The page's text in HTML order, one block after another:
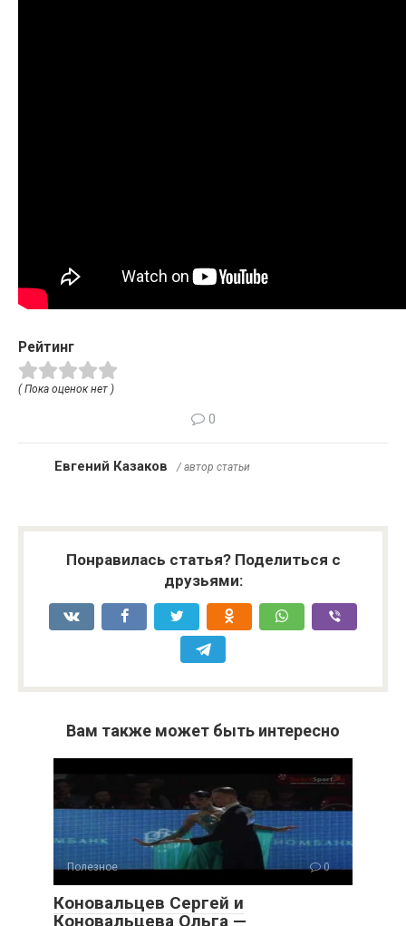
Рейтинг
( Пока оценок нет )
0
Евгений Казаков / автор статьи
Понравилась статья? Поделиться с
друзьями:
Вам также может быть интересно
Полезное 0
Коновальцев Сергей и
Коновальцева Ольга —